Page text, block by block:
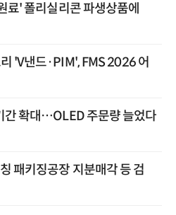
료' 폴리실리콘 파생상품에
'V낸드·PIM', FMS 2026 어
간 확대…OLED 주문량 늘었다
패키징공장 지분매각 등 검